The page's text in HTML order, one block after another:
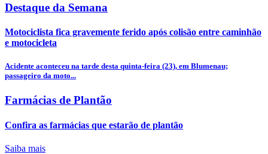
Destaque da Semana
Motociclista fica gravemente ferido após colisão entre caminhão
e motocicleta
Acidente aconteceu na tarde desta quinta-feira (23), em Blumenau;
passageiro da moto...
Farmácias de Plantão
Confira as farmácias que estarão de plantão
Saiba mais